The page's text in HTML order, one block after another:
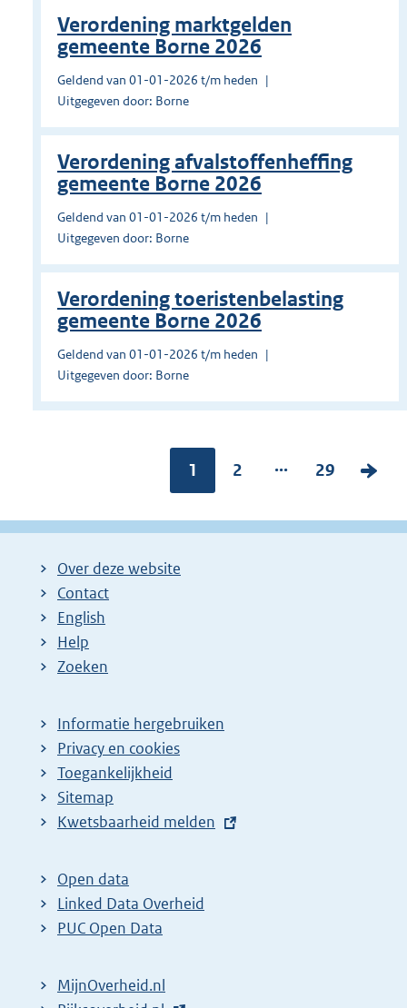
Verordening marktgelden
gemeente Borne 2026
Geldend van 01-01-2026 t/m heden
Uitgegeven door: Borne
Verordening afvalstoffenheffing
gemeente Borne 2026
Geldend van 01-01-2026 t/m heden
Uitgegeven door: Borne
Verordening toeristenbelasting
gemeente Borne 2026
Geldend van 01-01-2026 t/m heden
Uitgegeven door: Borne
Pagina:
1
P
g
2 ...
P
g
29
V
l
Over deze website
Contact
English
Help
Zoeken
Informatie hergebruiken
Privacy en cookies
Toegankelijkheid
Sitemap
E
t
e
r
l
Kwetsbaarheid melden
Open data
Linked Data Overheid
PUC Open Data
MijnOverheid.nl